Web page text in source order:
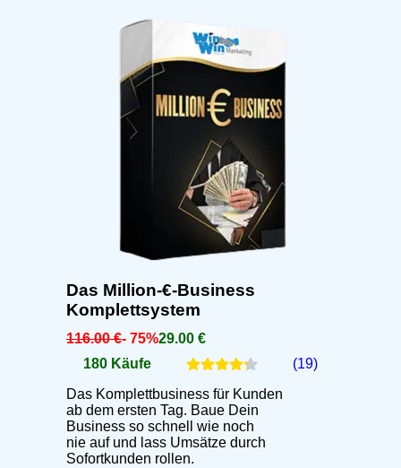
Das Million-€-Business
Komplettsystem
116.00 €- 75%29.00 €
180 Käufe
(19)
Das Komplettbusiness für Kunden
ab dem ersten Tag. Baue Dein
Business so schnell wie noch
nie auf und lass Umsätze durch
Sofortkunden rollen.